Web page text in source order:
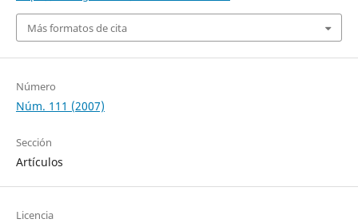
Más formatos de cita
Número
Núm. 111 (2007)
Sección
Artículos
Licencia